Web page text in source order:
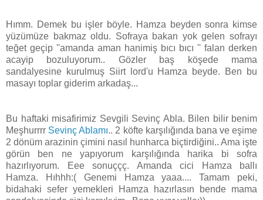
Hımm. Demek bu işler böyle. Hamza beyden sonra kimse
yüzümüze bakmaz oldu. Sofraya bakan yok gelen sofrayı
teğet geçip ''amanda aman hanimiş bıcı bıcı '' falan derken
acayip bozuluyorum.. Gözler baş köşede mama
sandalyesine kurulmuş Siirt lord'u Hamza beyde. Ben bu
masayı toplar giderim arkadaş...
Bu haftaki misafirimiz Sevgili Sevinç Abla. Bilen bilir benim
Meşhurrrr Sevinç Ablamı.. 2 köfte karşılığında bana ve eşime
2 dönüm arazinin çimini nasıl hunharca biçtirdiğini.. Ama işte
görün ben ne yapıyorum karşılığında harika bi sofra
hazırlıyorum. Eee sonuççç. Amanda cici Hamza ballı
Hamza. Hıhhh:( Genemi Hamza yaaa.... Tamam peki,
bidahaki sefer yemekleri Hamza hazırlasın bende mama